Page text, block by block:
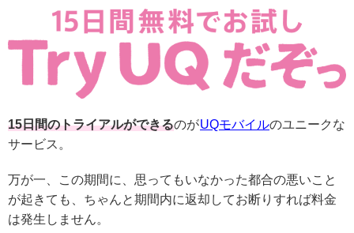
15日間のトライアルができるのがUQモバイルのユニークな
サービス。
万が一、この期間に、思ってもいなかった都合の悪いこと
が起きても、ちゃんと期間内に返却してお断りすれば料金
は発生しません。